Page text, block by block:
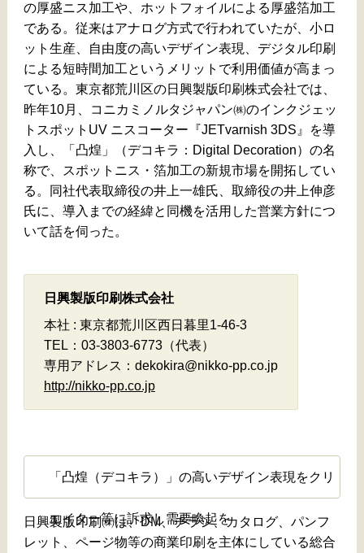
の厚盛ニス加工や、ホットフォイルによる厚盛箔加工
である。従来はアナログ方式で行われていたが、小ロ
ット生産、自由度の高いデザイン表現、デジタル印刷
による短時間加工というメリットで利用価値が高まっ
ている。東京都荒川区の日興製版印刷株式会社では、
昨年10月、コニカミノルタジャパン㈱のインクジェッ
トスポットUV ニスコーター『JETvarnish 3DS』を導
入し、「凸煌」（デコキラ：Digital Decoration）の名
称で、スポットニス・箔加工の新規市場を開拓してい
る。同社代表取締役の井上一雄氏、取締役の井上伸彦
氏に、導入までの経緯と同機を活用した営業方針につ
いて話を伺った。
日興製版印刷株式会社
本社 : 東京都荒川区西日暮里1-46-3
TEL：03-3803-6773（代表）
専用アドレス：dekokira@nikko-pp.co.jp
http://nikko-pp.co.jp
「凸煌（デコキラ）」の高いデザイン表現をクリ
エイター等に訴求し需要喚起を
日興製版印刷㈱は、DM、チラシ、カタログ、パンフ
レット、ページ物等の商業印刷を主体にしている総合